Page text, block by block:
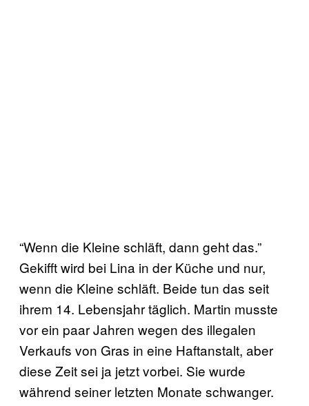
“Wenn die Kleine schläft, dann geht das.”
Gekifft wird bei Lina in der Küche und nur,
wenn die Kleine schläft. Beide tun das seit
ihrem 14. Lebensjahr täglich. Martin musste
vor ein paar Jahren wegen des illegalen
Verkaufs von Gras in eine Haftanstalt, aber
diese Zeit sei ja jetzt vorbei. Sie wurde
während seiner letzten Monate schwanger.